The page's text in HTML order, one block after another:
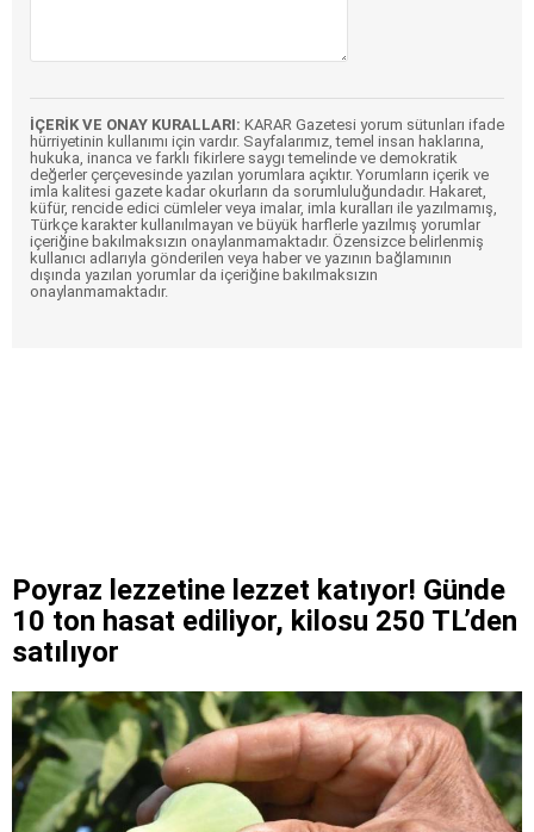
İÇERİK VE ONAY KURALLARI: KARAR Gazetesi yorum sütunları ifade
hürriyetinin kullanımı için vardır. Sayfalarımız, temel insan haklarına,
hukuka, inanca ve farklı fikirlere saygı temelinde ve demokratik
değerler çerçevesinde yazılan yorumlara açıktır. Yorumların içerik ve
imla kalitesi gazete kadar okurların da sorumluluğundadır. Hakaret,
küfür, rencide edici cümleler veya imalar, imla kuralları ile yazılmamış,
Türkçe karakter kullanılmayan ve büyük harflerle yazılmış yorumlar
içeriğine bakılmaksızın onaylanmamaktadır. Özensizce belirlenmiş
kullanıcı adlarıyla gönderilen veya haber ve yazının bağlamının
dışında yazılan yorumlar da içeriğine bakılmaksızın
onaylanmamaktadır.
Poyraz lezzetine lezzet katıyor! Günde
10 ton hasat ediliyor, kilosu 250 TL’den
satılıyor